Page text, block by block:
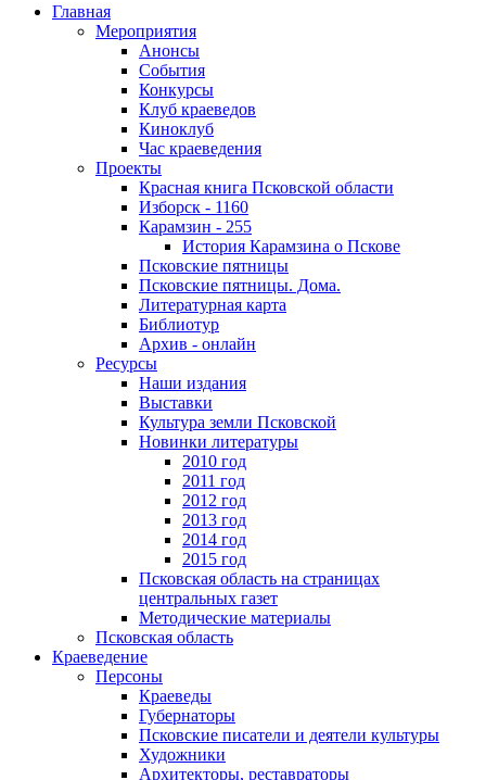
Главная
Мероприятия
Анонсы
События
Конкурсы
Клуб краеведов
Киноклуб
Час краеведения
Проекты
Красная книга Псковской области
Изборск - 1160
Карамзин - 255
История Карамзина о Пскове
Псковские пятницы
Псковские пятницы. Дома.
Литературная карта
Библиотур
Архив - онлайн
Ресурсы
Наши издания
Выставки
Культура земли Псковской
Новинки литературы
2010 год
2011 год
2012 год
2013 год
2014 год
2015 год
Псковская область на страницах
центральных газет
Методические материалы
Псковская область
Краеведение
Персоны
Краеведы
Губернаторы
Псковские писатели и деятели культуры
Художники
Архитекторы, реставраторы